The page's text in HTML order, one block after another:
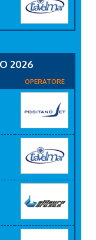
2026
OPERATORE